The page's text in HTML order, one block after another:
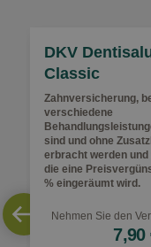
DKV
Classic
Zahnversicherung,
verschiedene
sind und ohne
erbracht werden
die eine
% eingeräumt wird.
Nehmen Sie den